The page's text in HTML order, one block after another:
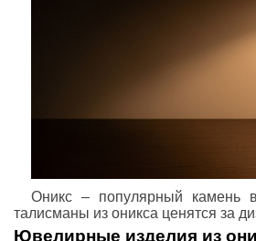
Оникс – популярный камень
талисманы из оникса ценятся за
Ювелирные изделия из